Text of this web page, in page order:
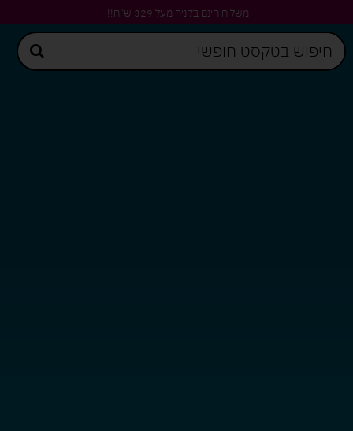
משלוח חינם בקניה מעל 329 ש"ח!!